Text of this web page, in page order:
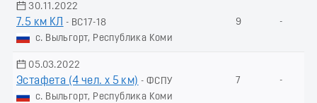
30.11.2022
7.5 км КЛ
- ВС17-18
с. Выльгорт, Республика Коми
9 -
05.03.2022
Эстафета (4 чел. х 5 км) - ФСПУ
с. Выльгорт, Республика Коми
7 -